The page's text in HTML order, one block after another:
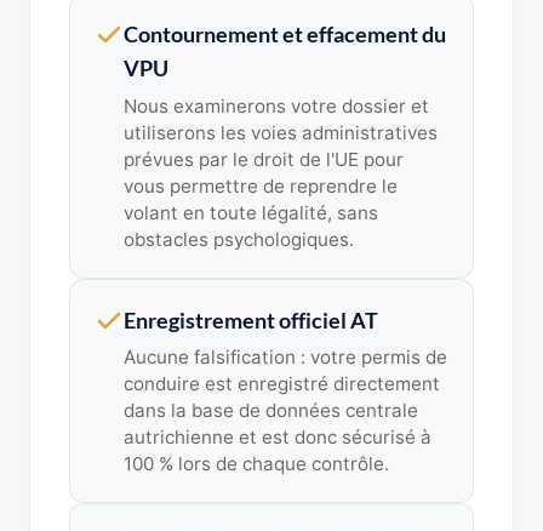
Contournement et effacement du
VPU
Nous examinerons votre dossier et
utiliserons les voies administratives
prévues par le droit de l'UE pour
vous permettre de reprendre le
volant en toute légalité, sans
obstacles psychologiques.
Enregistrement officiel AT
Aucune falsification : votre permis de
conduire est enregistré directement
dans la base de données centrale
autrichienne et est donc sécurisé à
100 % lors de chaque contrôle.